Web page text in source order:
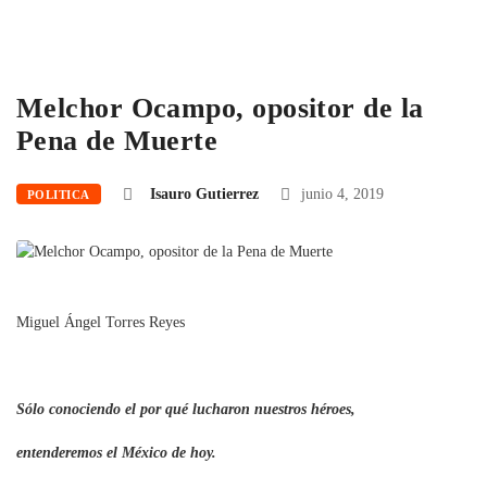
Melchor Ocampo, opositor de la
Pena de Muerte
POLITICA Isauro Gutierrez junio 4, 2019
Miguel Ángel Torres Reyes
Sólo conociendo el por qué lucharon nuestros héroes,
entenderemos el México de hoy.